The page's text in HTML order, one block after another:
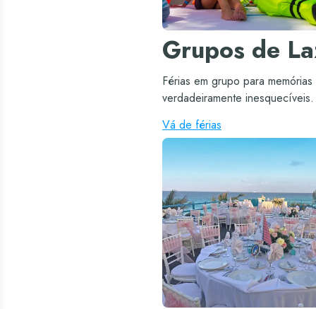
Grupos de
Férias em grupo para memórias
verdadeiramente inesquecíveis.
Vá de férias